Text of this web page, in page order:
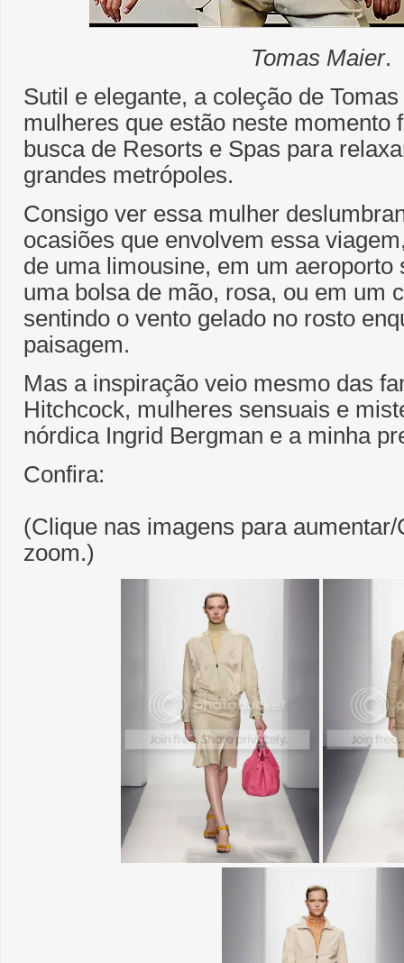
Tomas Maier.
Sutil e elegante, a coleção de
mulheres que estão neste momento
busca de Resorts e Spas para
grandes metrópoles.
Consigo ver essa mulher
ocasiões que envolvem essa
de uma limousine, em um aeroporto
uma bolsa de mão, rosa, ou em um
sentindo o vento gelado no rosto
paisagem.
Mas a inspiração veio mesmo das
Hitchcock, mulheres sensuais e
nórdica Ingrid Bergman e a minha
Confira:
(Clique nas imagens para
zoom.)